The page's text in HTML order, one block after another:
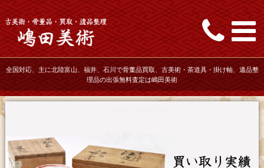
全国対応、主に北陸富山、福井、石川で骨董品買取、古美術・茶道具・掛け軸、遺品整
理品の出張無料査定は嶋田美術